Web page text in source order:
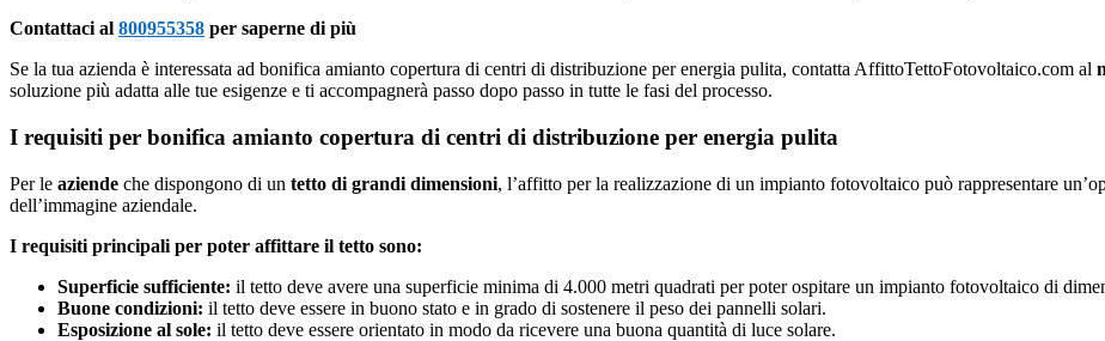
Contattaci al 800955358 per saperne di più
Se la tua azienda è interessata ad bonifica amianto copertura di centri di distribuzione per energia pulita, contatta AffittoTettoFotovoltaico.com al
soluzione più adatta alle tue esigenze e ti accompagnerà passo dopo passo in tutte le fasi del processo.
I requisiti per bonifica amianto copertura di centri di distribuzione per energia pulita
Per le aziende che dispongono di un tetto di grandi dimensioni, l’affitto per la realizzazione di un impianto fotovoltaico può rappresentare
dell’immagine aziendale.
I requisiti principali per poter affittare il tetto sono:
Superficie sufficiente: il tetto deve avere una superficie minima di 4.000 metri quadrati per poter ospitare un impianto fotovoltaico di
Buone condizioni: il tetto deve essere in buono stato e in grado di sostenere il peso dei pannelli solari.
Esposizione al sole: il tetto deve essere orientato in modo da ricevere una buona quantità di luce solare.